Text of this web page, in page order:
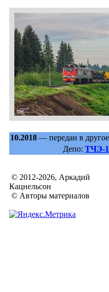
10.2018 — передан в
Депо: ТЧЭ-
© 2012-2026, Аркадий
Кацнельсон
© Авторы материалов